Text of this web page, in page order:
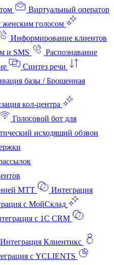
Виртуальный оператор
женским голосом
Информирование клиентов
и SMS
Распознавание
Синтез речи
базы / Брошенная
кол‑центра
Голосовой бот для
исходящий обзвон
МТТ
Интеграция
с МойСклад
с 1C CRM
Интеграция Клиентикс
с YCLIENTS